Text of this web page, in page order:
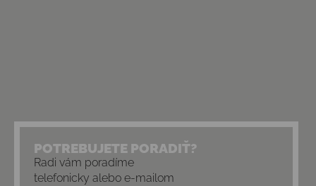
POTREBUJETE PORADIŤ?
Radi vám poradíme
telefonicky alebo e-mailom